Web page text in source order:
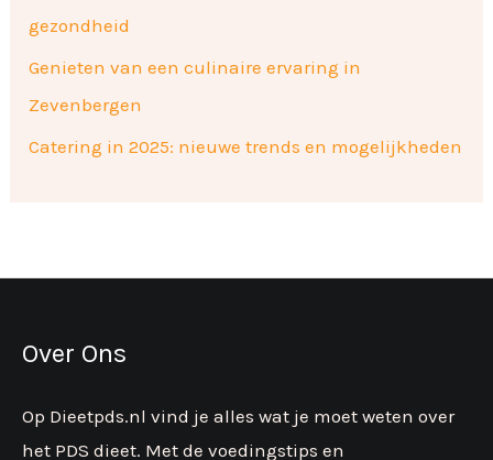
gezondheid
Genieten van een culinaire ervaring in
Zevenbergen
Catering in 2025: nieuwe trends en mogelijkheden
Over Ons
Op Dieetpds.nl vind je alles wat je moet weten over
het PDS dieet. Met de voedingstips en